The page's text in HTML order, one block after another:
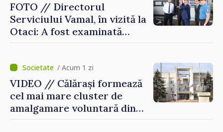
FOTO // Directorul
Serviciului Vamal, în vizită la
Otaci: A fost examinată
performant/ Acum 1 zi
VIDEO // Călărași formează
cel mai mare cluster de
amalgamare voluntară din